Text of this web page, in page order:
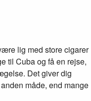
lig med store cigarer
til Cuba og få en rejse,
Det giver dig
måde, end mange